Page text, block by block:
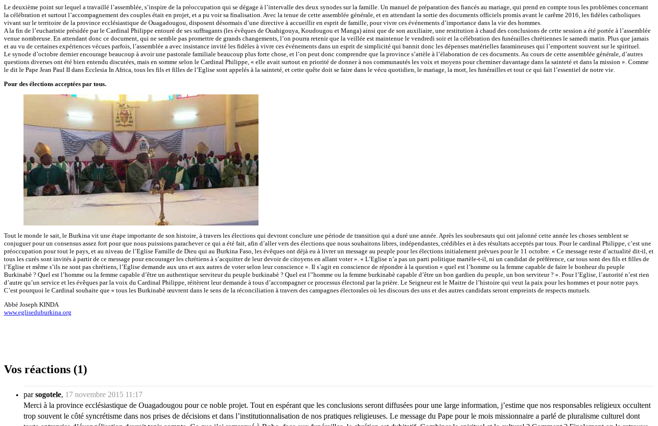
Le deuxième point sur lequel a travaillé l’assemblée, s’inspire de la préoccupation qui se dégage à l’intervalle des deux synodes sur la famille. Un manuel de préparation des fiancés au mariage, qui prend en compte tous les problèmes concernant
la célébration et surtout l’accompagnement des couples était en projet, et a pu voir sa finalisation. Avec la tenue de cette assemblée générale, et en attendant la sortie des documents officiels promis avant le carême 2016, les fidèles catholiques
vivant sur le territoire de la province ecclésiastique de Ouagadougou, disposent désormais d’une directive à accueillir en esprit de famille, pour vivre ces événements d’importance dans la vie des hommes.
A la fin de l’eucharistie présidée par le Cardinal Philippe entouré de ses suffragants (les évêques de Ouahigouya, Koudougou et Manga) ainsi que de son auxiliaire, une restitution à chaud des conclusions de cette session a été portée à l’assemblée
venue nombreuse. En attendant donc ce document, qui ne semble pas promettre de grands changements, l’on pourra retenir que la veillée est maintenue le vendredi soir et la célébration des funérailles chrétiennes le samedi matin. Plus que jamais
et au vu de certaines expériences vécues parfois, l’assemblée a avec insistance invité les fidèles à vivre ces événements dans un esprit de simplicité qui bannit donc les dépenses matérielles faramineuses qui l’emportent souvent sur le spirituel.
Le synode d’octobre dernier encourage beaucoup à avoir une pastorale familiale beaucoup plus forte chose, et l’on peut donc comprendre que la province s’attèle à l’élaboration de ces documents. Au cours de cette assemblée générale, d’autres
questions diverses ont été bien entendu discutées, mais en somme selon le Cardinal Philippe, « elle avait surtout en priorité de donner à nos communautés les voix et moyens pour cheminer davantage dans la sainteté et dans la mission ». Comme
le dit le Pape Jean Paul II dans Ecclesia In Africa, tous les fils et filles de l’Eglise sont appelés à la sainteté, et cette quête doit se faire dans le vécu quotidien, le mariage, la mort, les funérailles et tout ce qui fait l’essentiel de notre vie.
Pour des élections acceptées par tous.
Tout le monde le sait, le Burkina vit une étape importante de son histoire, à travers les élections qui devront conclure une période de transition qui a duré une année. Après les soubresauts qui ont jalonné cette année les choses semblent se
conjuguer pour un consensus assez fort pour que nous puissions parachever ce qui a été fait, afin d’aller vers des élections que nous souhaitons libres, indépendantes, crédibles et à des résultats acceptés par tous. Pour le cardinal Philippe, c’est une
préoccupation pour tout le pays, et au niveau de l’Eglise Famille de Dieu qui au Burkina Faso, les évêques ont déjà eu à livrer un message au peuple pour les élections initialement prévues pour le 11 octobre. « Ce message reste d’actualité dit-il, et
tous les curés sont invités à partir de ce message pour encourager les chrétiens à s’acquitter de leur devoir de citoyens en allant voter ». « L’Eglise n’a pas un parti politique martèle-t-il, ni un candidat de préférence, car tous sont des fils et filles de
l’Eglise et même s’ils ne sont pas chrétiens, l’Eglise demande aux uns et aux autres de voter selon leur conscience ». Il s’agit en conscience de répondre à la question « quel est l’homme ou la femme capable de faire le bonheur du peuple
Burkinabè ? Quel est l’homme ou la femme capable d’être un authentique serviteur du peuple burkinabè ? Quel est l’’homme ou la femme burkinabè capable d’être un bon gardien du peuple, un bon serviteur ? ». Pour l’Eglise, l’autorité n’est rien
d’autre qu’un service et les évêques par la voix du Cardinal Philippe, réitèrent leur demande à tous d’accompagner ce processus électoral par la prière. Le Seigneur est le Maitre de l’histoire qui veut la paix pour les hommes et pour notre pays.
C’est pourquoi le Cardinal souhaite que « tous les Burkinabè œuvrent dans le sens de la réconciliation à travers des campagnes électorales où les discours des uns et des autres candidats seront empreints de respects mutuels.
Abbé Joseph KINDA
www.egliseduburkina.org
Vos réactions (1)
parsogotele, 17 novembre 2015 11:17
Merci à la province ecclésiastique de Ouagadougou pour ce noble projet. Tout en espérant que les conclusions seront diffusées pour une large information, j’estime que nos responsables religieux occultent
trop souvent le côté syncrétisme dans nos prises de décisions et dans l’institutionnalisation de nos pratiques religieuses. Le message du Pape pour le mois missionnaire a parlé de pluralisme culturel dont